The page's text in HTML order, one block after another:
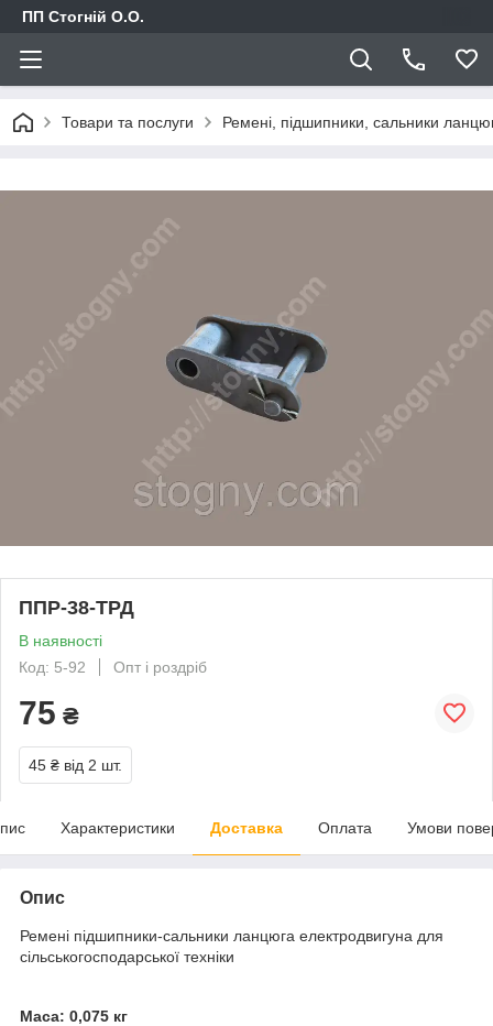
ПП Стогній О.О.
Товари та послуги Ремені, підшипники, сальники
ППР-38-ТРД
В наявності
Код: 5-92
Опт і роздріб
75 ₴
45 ₴ від 2 шт.
Характеристики Доставка Оплата Умови
Опис
Ремені підшипники-сальники ланцюга електродвигуна для
сільськогосподарської техніки
Маса: 0,075 кг